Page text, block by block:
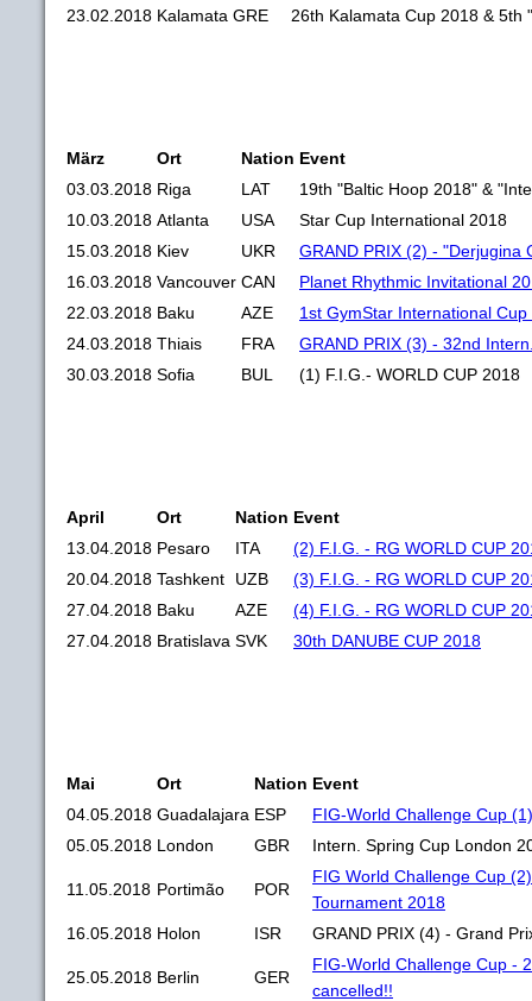
23.02.2018 Kalamata GRE 26th Kalamata Cup 2018 & 5th
März Ort Nation Event
03.03.2018 Riga LAT
19th "Baltic Hoop 2018" &
10.03.2018 Atlanta USA
Star Cup International 2018
15.03.2018 Kiev UKR
GRAND PRIX (2) - "Derjugina
16.03.2018 Vancouver CAN
Planet Rhythmic Invitational
22.03.2018 Baku AZE
1st GymStar International Cup
24.03.2018 Thiais FRA
GRAND PRIX (3) - 32nd
30.03.2018 Sofia BUL (1) F.I.G.- WORLD CUP 2018
April Ort Nation Event
13.04.2018 Pesaro ITA
(2) F.I.G. - RG WORLD CUP
20.04.2018 Tashkent UZB
(3) F.I.G. - RG WORLD CUP
27.04.2018 Baku AZE
(4) F.I.G. - RG WORLD CUP
27.04.2018 Bratislava SVK 30th DANUBE CUP 2018
Mai Ort Nation Event
04.05.2018 Guadalajara ESP
FIG-World Challenge Cup
05.05.2018 London GBR Intern. Spring Cup London
11.05.2018 Portimão POR
FIG World Challenge Cup
Tournament 2018
16.05.2018 Holon ISR GRAND PRIX (4) - Grand
25.05.2018 Berlin GER
FIG-World Challenge Cup -
cancelled!!